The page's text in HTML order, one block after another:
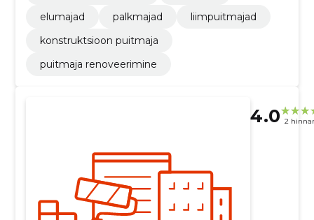
elumajad
palkmajad
liimpuitmajad
konstruktsioon puitmaja
puitmaja renoveerimine
4.0 2